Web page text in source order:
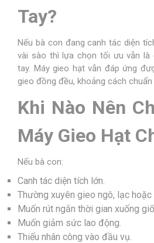
Tay?
Nếu bà con đang canh tác diện
vài sào thì lựa chọn tối ưu vẫn là
tay. Máy gieo hạt vẫn đáp ứng
gieo đồng đều, khoảng cách
Khi Nào Nên
Máy Gieo Hạt
Nếu bà con:
Canh tác diện tích lớn.
Thường xuyên gieo ngô, lạc hoặc
Muốn rút ngắn thời gian xuống
Muốn giảm sức lao động.
Thiếu nhân công vào đầu vụ.